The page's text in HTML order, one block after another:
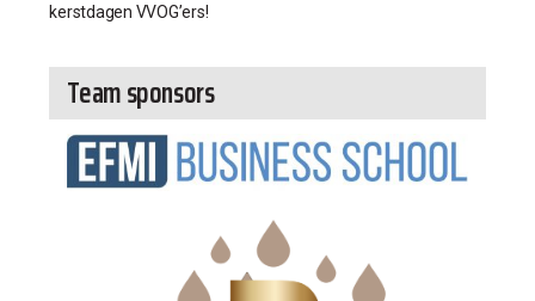
kerstdagen VVOG’ers!
Team sponsors